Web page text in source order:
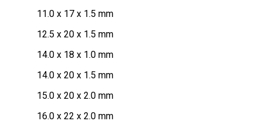
11.0 x 17 x 1.5 mm
12.5 x 20 x 1.5 mm
14.0 x 18 x 1.0 mm
14.0 x 20 x 1.5 mm
15.0 x 20 x 2.0 mm
16.0 x 22 x 2.0 mm